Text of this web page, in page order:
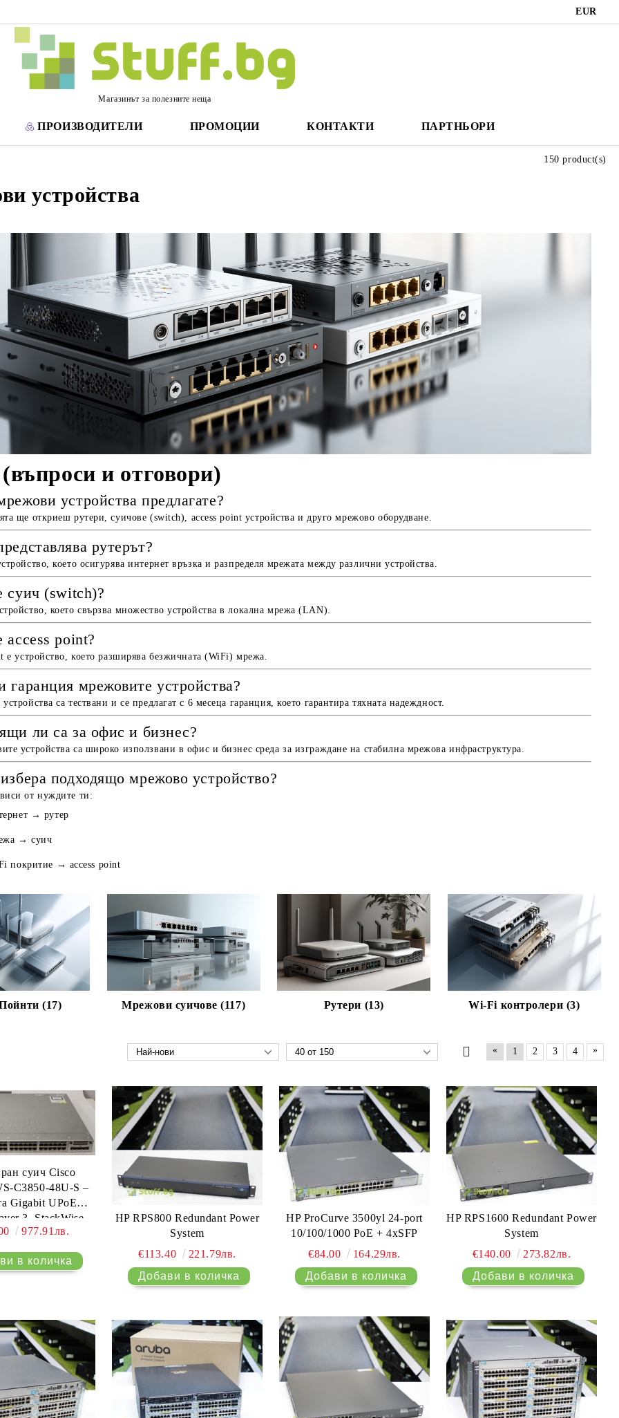
EUR
Магазинът за полезните неща
ПРОИЗВОДИТЕЛИ ПРОМОЦИИ КОНТАКТИ ПАРТНЬОРИ
устройства
и отговори)
устройства предлагате?
ще откриеш рутери, суичове (switch), access point устройства и друго мрежово оборудване.
рутерът?
което осигурява интернет връзка и разпределя мрежата между различни устройства.
суич (switch)?
което свързва множество устройства в локална мрежа (LAN).
access point?
е устройство, което разширява безжичната (WiFi) мрежа.
гаранция мрежовите устройства?
са тествани и се предлагат с 6 месеца гаранция, което гарантира тяхната надеждност.
ли са за офис и бизнес?
устройства са широко използвани в офис и бизнес среда за изграждане на стабилна мрежова инфраструктура.
подходящо мрежово устройство?
от нуждите ти:
→ рутер
→ суич
покритие → access point
(17) Мрежови суичове (117) Рутери (13) Wi-Fi контролери (3)
150 product(s)
« 1 2 3 4 »
суич Cisco
C3850-48U-S –
Gigabit UPoE
3, StackWise-
управляем
977.91лв.
HP RPS800 Redundant Power
System
€113.40
221.79лв.
HP ProCurve 3500yl 24-port
10/100/1000 PoE + 4xSFP
€84.00
164.29лв.
HP RPS1600 Redundant Power
System
€140.00
273.82лв.